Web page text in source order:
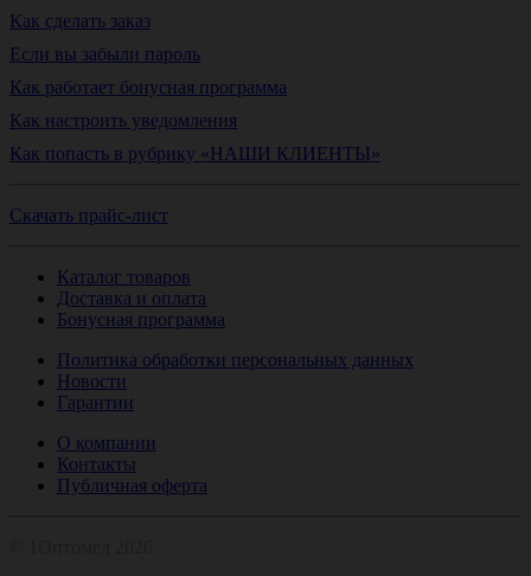
Как сделать заказ
Если вы забыли пароль
Как работает бонусная программа
Как настроить уведомления
Как попасть в рубрику «НАШИ КЛИЕНТЫ»
Скачать прайс-лист
Каталог товаров
Доставка и оплата
Бонусная программа
Политика обработки персональных данных
Новости
Гарантии
О компании
Контакты
Публичная оферта